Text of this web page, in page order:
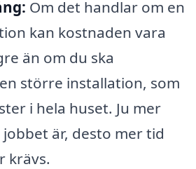
Om det handlar om en
kan kostnaden vara
än om du ska
större installation, som
i hela huset. Ju mer
är, desto mer tid
krävs.